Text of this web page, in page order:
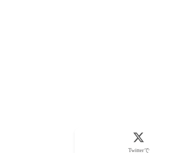
Twitterで